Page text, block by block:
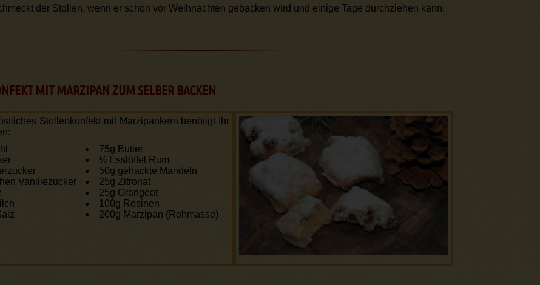
der Stollen, wenn er schon vor Weihnachten gebacken wird und einige Tage durchziehen kann.
MIT MARZIPAN ZUM SELBER BACKEN
Stollenkonfekt mit Marzipan­kern benötigt Ihr
Vanillezucker
75g Butter
½ Esslöffel Rum
50g gehackte Mandeln
25g Zitronat
25g Orangeat
100g Rosinen
200g Marzipan (Rohmasse)